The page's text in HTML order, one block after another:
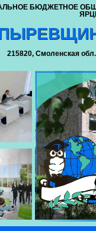
215820, Смоленская
БЮДЖЕТНОЕ